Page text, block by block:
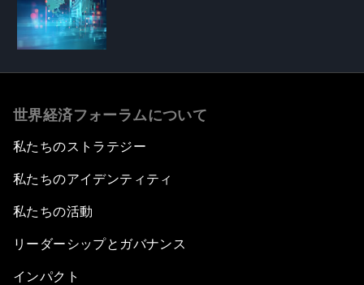
世界経済フォーラムについて
私たちのストラテジー
私たちのアイデンティティ
私たちの活動
リーダーシップとガバナンス
インパクト